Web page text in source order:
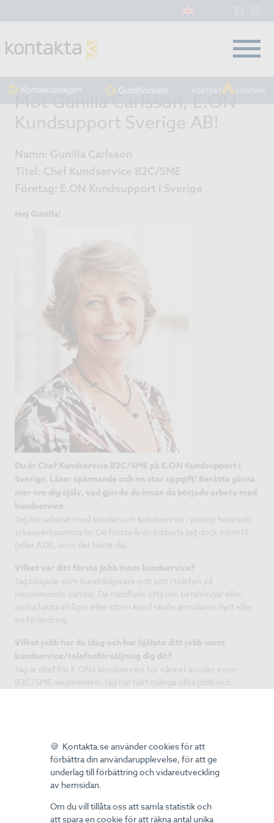
Möt Gunilla Carlsson, E.ON
Kundsupport Sverige AB!
Namn: Gunilla Carlsson
Titel: Chef Kundservice B2C/SME
Företag: E.ON Kundsupport i Sverige
Hej Gunilla!
Du är Chef Kundservice B2C/SME på E.ON Kundsupport i
Sverige. Låter spännande och en stor uppgift! Berätta gärna
mer om dig själv, vad gjorde du innan du började arbeta med
kundservice
Jag har arbetat med kunder och kundservice i princip hela mitt
yrkesverksamma liv. De första åren jobbade jag dock inom IT
(eller ADB, som det hette då).
Vilket var ditt första jobb inom kundservice?
Jag började som kundrådgivare och satt i telefon på
inkommande samtal. De handlade ofta om betalningar eller
andra fakturafrågor eller att en kund skulle anmäla en flytt eller
en förändring.
Vilket jobb har du idag och hur hjälpte ditt jobb inom
kundservice/telefonförsäljning dig dit?
Jag är chef för E.ONs kundservice för våra el-kunder inom
B2C/SME-segmenten. Jag har haft många olika jobb och
viktigaste som du haft med dig från det jobbet i din fortsatta
Förståelsen för kunden och vikten av att verkligen lyssna på
Vad är det bästa med att jobba med
kundservice/telefonförsäljning?
🍪 Kontakta.se använder cookies för att
förbättra din användarupplevelse, för att ge
underlag till förbättring och vidareutveckling
av hemsidan.
Om du vill tillåta oss att samla statistik och
att spara en cookie för att räkna antal unika